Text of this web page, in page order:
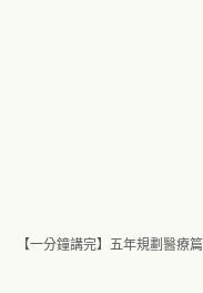
【一分鐘講完】五年規劃醫療篇